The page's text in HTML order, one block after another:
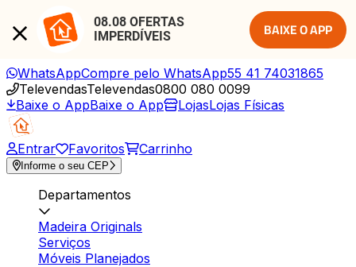
08.08 OFERTAS
IMPERDÍVEIS
BAIXE O APP
WhatsAppCompre pelo WhatsApp55 41 74031865
TelevendasTelevendas0800 080 0099
Baixe o AppBaixe o App LojasLojas Físicas
Entrar Favoritos Carrinho
Informe o seu CEP
Departamentos
Madeira Originals
Serviços
Móveis Planejados